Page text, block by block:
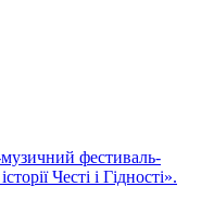
фестиваль-
Честі і Гідності».